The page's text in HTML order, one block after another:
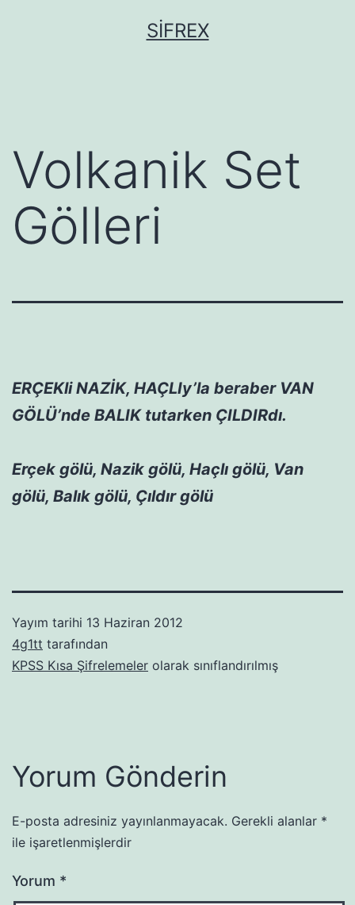
SIFREX
Volkanik Set
Gölleri
ERÇEKli NAZİK, HAÇLIy’la beraber VAN
GÖLÜ’nde BALIK tutarken ÇILDIRdı.
Erçek gölü, Nazik gölü, Haçlı gölü, Van
gölü, Balık gölü, Çıldır gölü
Yayım tarihi 13 Haziran 2012
4g1tt tarafından
KPSS Kısa Şifrelemeler olarak sınıflandırılmış
Yorum Gönderin
E-posta adresiniz yayınlanmayacak. Gerekli alanlar *
ile işaretlenmişlerdir
Yorum *